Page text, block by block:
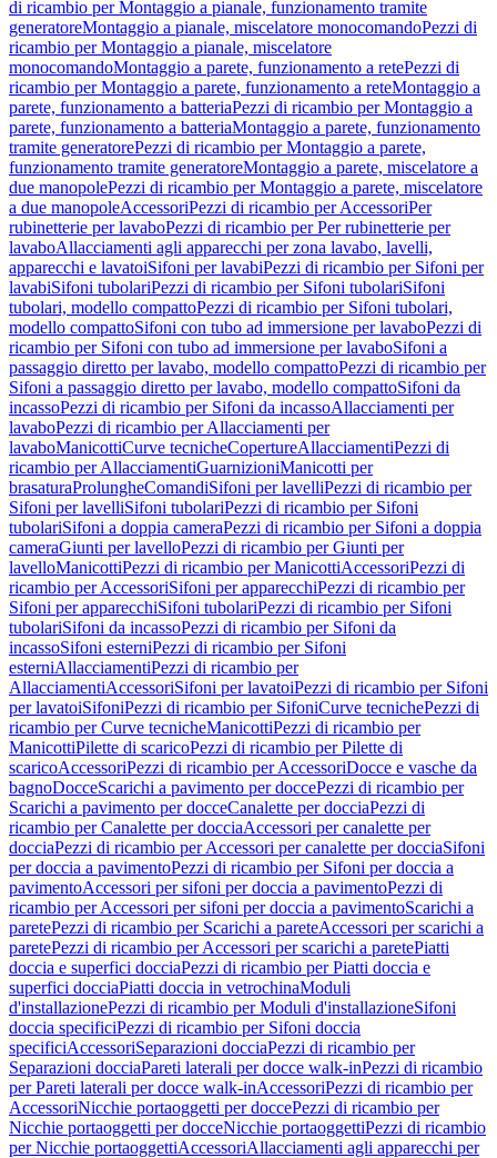
di ricambio per Montaggio a pianale, funzionamento tramite
generatoreMontaggio a pianale, miscelatore monocomandoPezzi di
ricambio per Montaggio a pianale, miscelatore
monocomandoMontaggio a parete, funzionamento a retePezzi di
ricambio per Montaggio a parete, funzionamento a reteMontaggio a
parete, funzionamento a batteriaPezzi di ricambio per Montaggio a
parete, funzionamento a batteriaMontaggio a parete, funzionamento
tramite generatorePezzi di ricambio per Montaggio a parete,
funzionamento tramite generatoreMontaggio a parete, miscelatore a
due manopolePezzi di ricambio per Montaggio a parete, miscelatore
a due manopoleAccessoriPezzi di ricambio per AccessoriPer
rubinetterie per lavaboPezzi di ricambio per Per rubinetterie per
lavaboAllacciamenti agli apparecchi per zona lavabo, lavelli,
apparecchi e lavatoiSifoni per lavabiPezzi di ricambio per Sifoni per
lavabiSifoni tubolariPezzi di ricambio per Sifoni tubolariSifoni
tubolari, modello compattoPezzi di ricambio per Sifoni tubolari,
modello compattoSifoni con tubo ad immersione per lavaboPezzi di
ricambio per Sifoni con tubo ad immersione per lavaboSifoni a
passaggio diretto per lavabo, modello compattoPezzi di ricambio per
Sifoni a passaggio diretto per lavabo, modello compattoSifoni da
incassoPezzi di ricambio per Sifoni da incassoAllacciamenti per
lavaboPezzi di ricambio per Allacciamenti per
lavaboManicottiCurve tecnicheCopertureAllacciamentiPezzi di
ricambio per AllacciamentiGuarnizioniManicotti per
brasaturaProlungheComandiSifoni per lavelliPezzi di ricambio per
Sifoni per lavelliSifoni tubolariPezzi di ricambio per Sifoni
tubolariSifoni a doppia cameraPezzi di ricambio per Sifoni a doppia
cameraGiunti per lavelloPezzi di ricambio per Giunti per
lavelloManicottiPezzi di ricambio per ManicottiAccessoriPezzi di
ricambio per AccessoriSifoni per apparecchiPezzi di ricambio per
Sifoni per apparecchiSifoni tubolariPezzi di ricambio per Sifoni
tubolariSifoni da incassoPezzi di ricambio per Sifoni da
incassoSifoni esterniPezzi di ricambio per Sifoni
esterniAllacciamentiPezzi di ricambio per
AllacciamentiAccessoriSifoni per lavatoiPezzi di ricambio per Sifoni
per lavatoiSifoniPezzi di ricambio per SifoniCurve tecnichePezzi di
ricambio per Curve tecnicheManicottiPezzi di ricambio per
ManicottiPilette di scaricoPezzi di ricambio per Pilette di
scaricoAccessoriPezzi di ricambio per AccessoriDocce e vasche da
bagnoDocceScarichi a pavimento per doccePezzi di ricambio per
Scarichi a pavimento per docceCanalette per docciaPezzi di
ricambio per Canalette per docciaAccessori per canalette per
docciaPezzi di ricambio per Accessori per canalette per docciaSifoni
per doccia a pavimentoPezzi di ricambio per Sifoni per doccia a
pavimentoAccessori per sifoni per doccia a pavimentoPezzi di
ricambio per Accessori per sifoni per doccia a pavimentoScarichi a
paretePezzi di ricambio per Scarichi a pareteAccessori per scarichi a
paretePezzi di ricambio per Accessori per scarichi a paretePiatti
doccia e superfici docciaPezzi di ricambio per Piatti doccia e
superfici docciaPiatti doccia in vetrochinaModuli
d'installazionePezzi di ricambio per Moduli d'installazioneSifoni
doccia specificiPezzi di ricambio per Sifoni doccia
specificiAccessoriSeparazioni docciaPezzi di ricambio per
Separazioni docciaPareti laterali per docce walk-inPezzi di ricambio
per Pareti laterali per docce walk-inAccessoriPezzi di ricambio per
AccessoriNicchie portaoggetti per doccePezzi di ricambio per
Nicchie portaoggetti per docceNicchie portaoggettiPezzi di ricambio
per Nicchie portaoggettiAccessoriAllacciamenti agli apparecchi per